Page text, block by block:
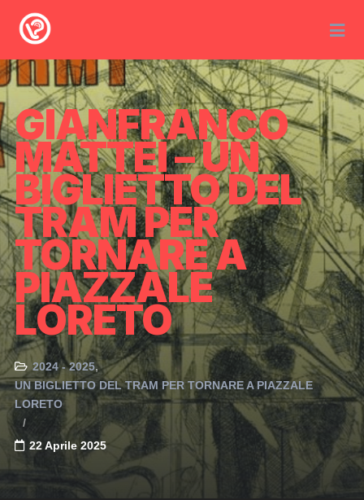
GIANFRANCO
MATTEI – UN
BIGLIETTO DEL
TRAM PER
TORNARE A
PIAZZALE
LORETO
2024 - 2025
UN BIGLIETTO DEL TRAM PER TORNARE A PIAZZALE
LORETO
22 Aprile 2025